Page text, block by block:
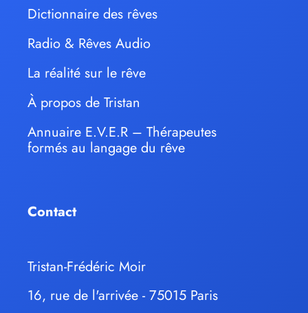
Dictionnaire des rêves
Radio & Rêves Audio
La réalité sur le rêve
À propos de Tristan
Annuaire E.V.E.R – Thérapeutes
formés au langage du rêve
Contact
Tristan-Frédéric Moir
16, rue de l'arrivée - 75015 Paris